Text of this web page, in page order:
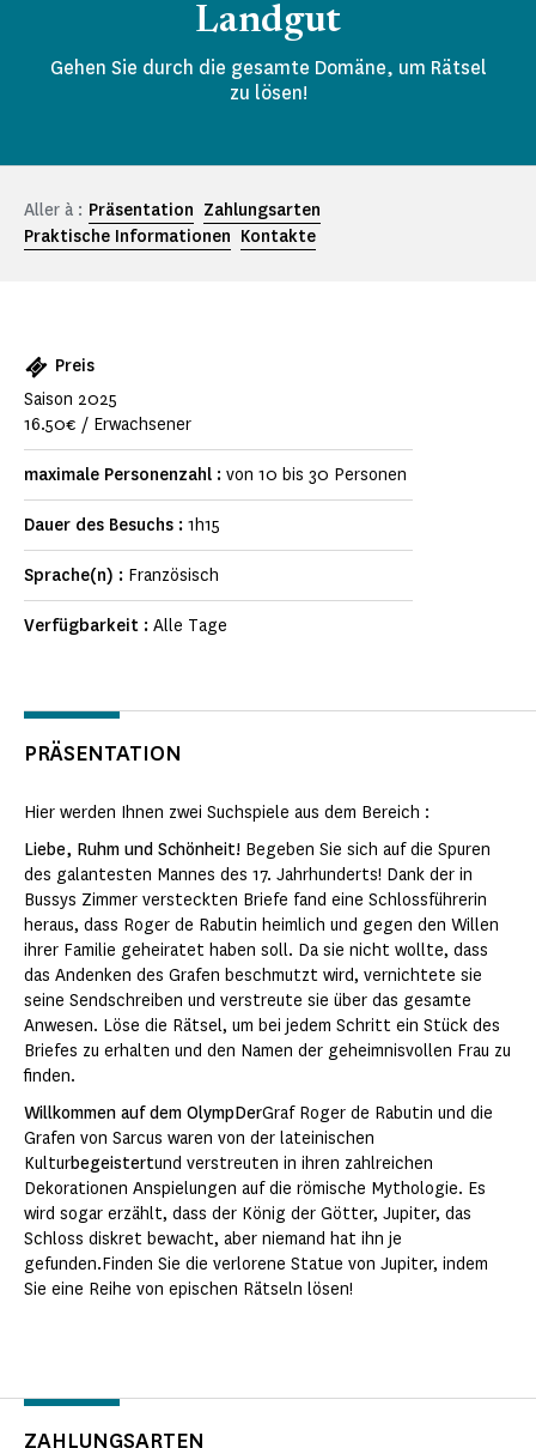
Landgut
Gehen Sie durch die gesamte Domäne, um Rätsel
zu lösen!
Aller à : Präsentation Zahlungsarten
Praktische Informationen Kontakte
Preis
Saison 2025
16.50€ / Erwachsener
maximale Personenzahl : von 10 bis 30 Personen
Dauer des Besuchs : 1h15
Sprache(n) : Französisch
Verfügbarkeit : Alle Tage
PRÄSENTATION
Hier werden Ihnen zwei Suchspiele aus dem Bereich :
Liebe, Ruhm und Schönheit! Begeben Sie sich auf die Spuren
des galantesten Mannes des 17. Jahrhunderts! Dank der in
Bussys Zimmer versteckten Briefe fand eine Schlossführerin
heraus, dass Roger de Rabutin heimlich und gegen den Willen
ihrer Familie geheiratet haben soll. Da sie nicht wollte, dass
das Andenken des Grafen beschmutzt wird, vernichtete sie
seine Sendschreiben und verstreute sie über das gesamte
Anwesen. Löse die Rätsel, um bei jedem Schritt ein Stück des
Briefes zu erhalten und den Namen der geheimnisvollen Frau zu
finden.
Willkommen auf dem OlympDerGraf Roger de Rabutin und die
Grafen von Sarcus waren von der lateinischen
Kulturbegeistertund verstreuten in ihren zahlreichen
Dekorationen Anspielungen auf die römische Mythologie. Es
wird sogar erzählt, dass der König der Götter, Jupiter, das
Schloss diskret bewacht, aber niemand hat ihn je
gefunden.Finden Sie die verlorene Statue von Jupiter, indem
Sie eine Reihe von epischen Rätseln lösen!
ZAHLUNGSARTEN